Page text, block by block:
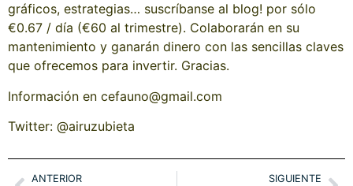
gráficos, estrategias… suscríbanse al blog! por sólo
€0.67 / día (€60 al trimestre). Colaborarán en su
mantenimiento y ganarán dinero con las sencillas claves
que ofrecemos para invertir. Gracias.
Información en cefauno@gmail.com
Twitter: @airuzubieta
ANTERIOR SIGUIENTE